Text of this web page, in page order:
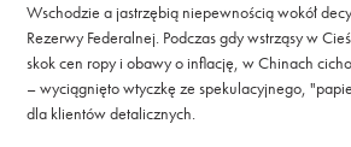
Wschodzie a jastrzębią niepewnością wokół
Rezerwy Federalnej. Podczas gdy wstrząsy w
skok cen ropy i obawy o inflację, w Chinach
– wyciągnięto wtyczkę ze spekulacyjnego,
dla klientów detalicznych.